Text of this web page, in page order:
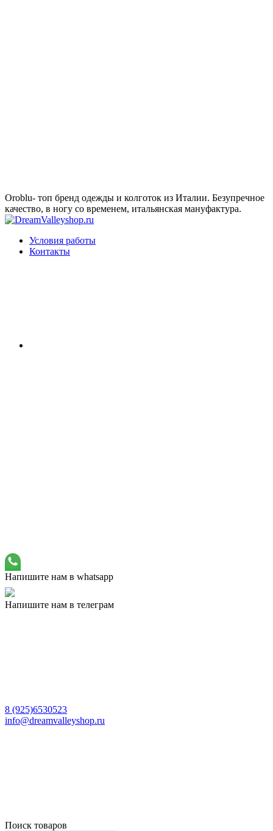
Oroblu- топ бренд одежды и колготок из Италии. Безупречное
качество, в ногу со временем, итальянская мануфактура.
Условия работы
Контакты
Напишите нам в whatsapp
Напишите нам в телеграм
8 (925)6530523
info@dreamvalleyshop.ru
Поиск товаров